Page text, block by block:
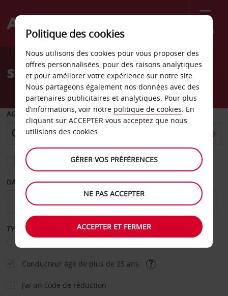
Menu
Welcome
Avisszeged
AGENCE DE DÉPART
Sélectionnez une autre agence de retour
DATE DE DÉPART DATE DE RETOUR
TYPE DE LOCATION
Conducteur âgé de plus de 25 ans
J’ai un code de réduction
Politique des cookies
Nous utilisons des cookies pour vous proposer des
offres personnalisées, pour des raisons analytiques
et pour améliorer votre expérience sur notre site.
Nous partageons également nos données avec des
partenaires publicitaires et analytiques. Pour plus
d’informations, voir notre politique de cookies. En
cliquant sur ACCEPTER vous acceptez que nous
utilisions des cookies.
GÉRER VOS PRÉFÉRENCES
NE PAS ACCEPTER
ACCEPTER ET FERMER